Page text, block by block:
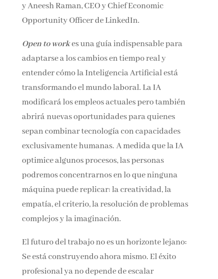
y Aneesh Raman, CEO y Chief Economic
Opportunity Officer de LinkedIn.
Open to workes una guía indispensable para
adaptarse a los cambios en tiempo real y
entender cómo la Inteligencia Artificial está
transformando el mundo laboral. La IA
modificará los empleos actuales pero también
abrirá nuevas oportunidades para quienes
sepan combinar tecnología con capacidades
exclusivamente humanas. A medida que la IA
optimice algunos procesos, las personas
podremos concentrarnos en lo que ninguna
máquina puede replicar: la creatividad, la
empatía, el criterio, la resolución de problemas
complejos y la imaginación.
El futuro del trabajo no es un horizonte lejano:
Se está construyendo ahora mismo. El éxito
profesional ya no depende de escalar